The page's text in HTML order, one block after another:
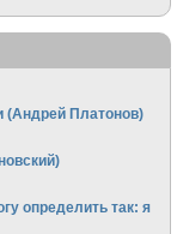
(Андрей Платонов)
опpеделить так: я